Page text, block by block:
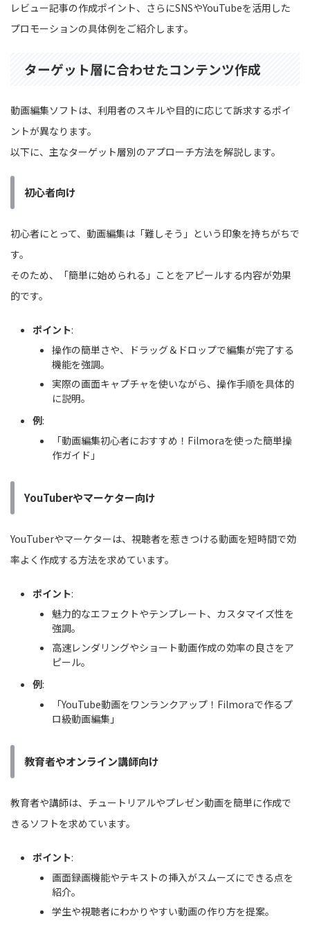
レビュー記事の作成ポイント、さらにSNSやYouTubeを活用した
プロモーションの具体例をご紹介します。
ターゲット層に合わせたコンテンツ作成
動画編集ソフトは、利用者のスキルや目的に応じて訴求するポイ
ントが異なります。
以下に、主なターゲット層別のアプローチ方法を解説します。
初心者向け
初心者にとって、動画編集は「難しそう」という印象を持ちがちで
す。
そのため、「簡単に始められる」ことをアピールする内容が効果
的です。
ポイント:
操作の簡単さや、ドラッグ＆ドロップで編集が完了する
機能を強調。
実際の画面キャプチャを使いながら、操作手順を具体的
に説明。
例:
「動画編集初心者におすすめ！Filmoraを使った簡単操
作ガイド」
YouTuberやマーケター向け
YouTuberやマーケターは、視聴者を惹きつける動画を短時間で効
率よく作成する方法を求めています。
ポイント:
魅力的なエフェクトやテンプレート、カスタマイズ性を
強調。
高速レンダリングやショート動画作成の効率の良さをア
ピール。
例:
「YouTube動画をワンランクアップ！Filmoraで作るプ
ロ級動画編集」
教育者やオンライン講師向け
教育者や講師は、チュートリアルやプレゼン動画を簡単に作成で
きるソフトを求めています。
ポイント:
画面録画機能やテキストの挿入がスムーズにできる点を
紹介。
学生や視聴者にわかりやすい動画の作り方を提案。